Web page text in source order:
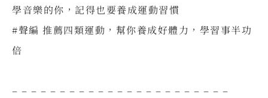
學音樂的你，記得也要養成運動習慣
#聲編 推薦四類運動，幫你養成好體力，學習事半功
倍
– – – – – – – – – – – – – – – – – – – – – – –